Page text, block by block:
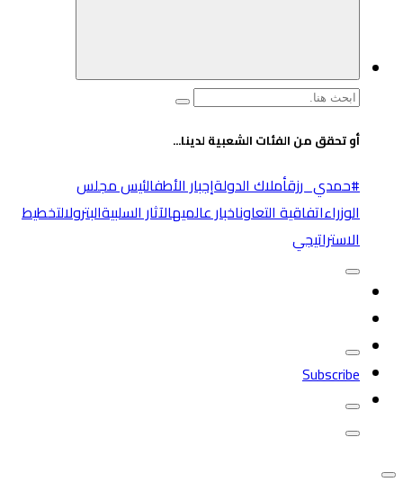
البحث
أو تحقق من الفئات الشعبية لدينا...
#حمدي_رزقأملاك الدولةإجبار الأطفالئيس مجلس
الوزراءاتفاقية التعاوناخبار عالميهالآثار السلبيةالبترولالتخطيط
الاستراتيجي
Subscribe